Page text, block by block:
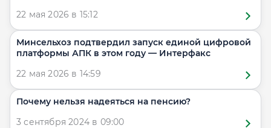
22 мая 2026 в 15:12
Минсельхоз подтвердил запуск единой цифровой
платформы АПК в этом году — Интерфакс
22 мая 2026 в 14:59
Почему нельзя надеяться на пенсию?
3 сентября 2024 в 09:00